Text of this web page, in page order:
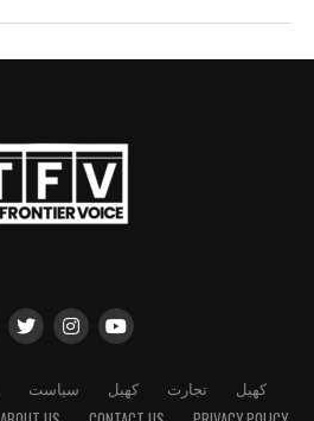
سیاست کھیل تجارت
کھیل